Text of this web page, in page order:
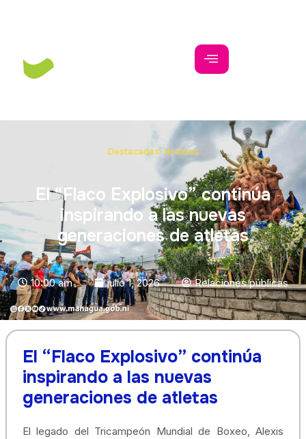
Destacadas, Noticias
El “Flaco Explosivo” continúa
inspirando a las nuevas
generaciones de atletas
10:00 am julio 1, 2026 Relaciones públicas
El “Flaco Explosivo” continúa
inspirando a las nuevas
generaciones de atletas
El legado del Tricampeón Mundial de Boxeo, Alexis